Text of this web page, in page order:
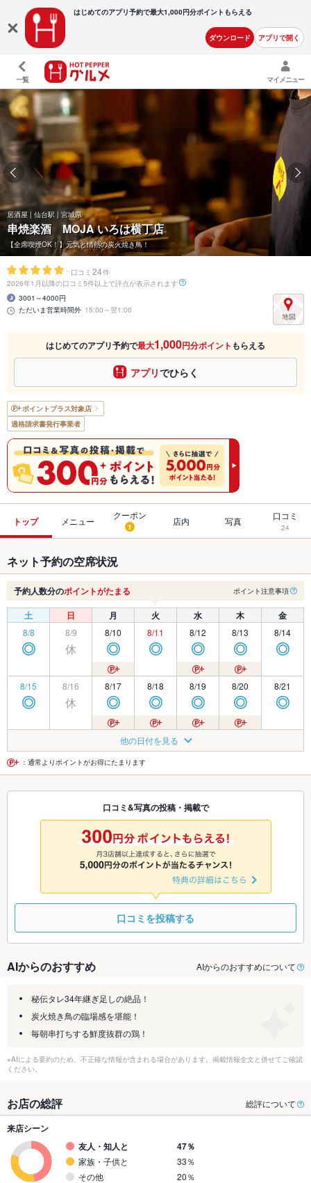
はじめてのアプリ予約で最大1,000円分ポイントもらえる
ダウンロード アプリで開く
一覧 マイメニュー
居酒屋 | 仙台駅 | 宮城県
串焼楽酒 MOJA いろは横丁店
【全席喫煙OK！】元気と情熱の炭火焼き鳥！
- 口コミ 24件
2026年1月以降の口コミ5件以上で評点が表示されます
3001～4000円
ただいま営業時間外 15:00～翌1:00
はじめてのアプリ予約で最大1,000円分ポイント もらえる
アプリでひらく
ポイントプラス対象店
適格請求書発行事業者
トップ メニュー
クーポン
1 店内 写真 口コミ
24
ネット予約の空席状況
予約人数分のポイントがたまる ポイント注意事項
土 日 月 火 水 木 金
8/8
◎
8/9
休
8/10
◎
8/11
◎
8/12
◎
8/13
◎
8/14
◎
8/15
◎
8/16
休
8/17
◎
8/18
◎
8/19
◎
8/20
◎
8/21
◎
◎ 休
8/24
◎
8/25
◎
8/26
◎ ◎ ◎
8/29 8/30 8/31
◎
9/1
◎
9/2
◎
9/3 9/4
9/7
◎
9/8
◎
9/9
◎
9/10
他の日付を見る
：通常よりポイントがお得にたまります
口コミ&写真の投稿・掲載で
口コミを投稿する
AIからのおすすめ AIからのおすすめについて
秘伝タレ34年継ぎ足しの絶品！
炭火焼き鳥の臨場感を堪能！
毎朝串打ちする鮮度抜群の鶏！
※AIによる要約のため、不正確な情報が含まれる場合があります。掲載情報全文と併せてご確認
ください。
お店の総評 総評について
来店シーン
友人・知人と
47％
家族・子供と
33％
その他
20％